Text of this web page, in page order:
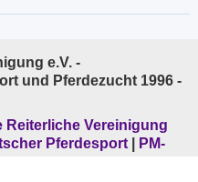
e.V. -
und Pferdezucht 1996 -
Reiterliche Vereinigung
Pferdesport
PM-